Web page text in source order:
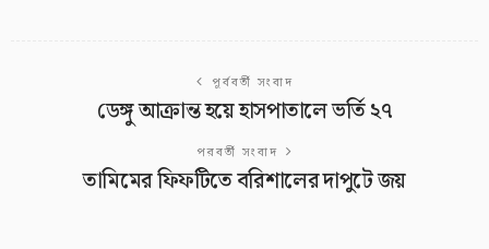
পূর্ববর্তী সংবাদ
ডেঙ্গু আক্রান্ত হয়ে হাসপাতালে ভর্তি ২৭
পরবর্তী সংবাদ
তামিমের ফিফটিতে বরিশালের দাপুটে জয়